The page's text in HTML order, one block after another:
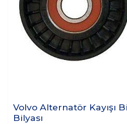
Volvo Alternatör Kayışı
Bilyası